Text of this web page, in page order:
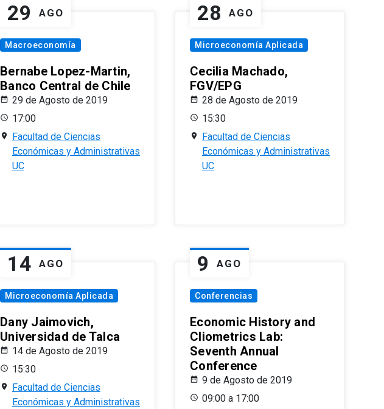
29 AGO
Macroeconomía
Bernabe Lopez-Martin,
Banco Central de Chile
29 de Agosto de 2019
17:00
Facultad de Ciencias
Económicas y Administrativas
UC
28 AGO
Microeconomía Aplicada
Cecilia Machado,
FGV/EPG
28 de Agosto de 2019
15:30
Facultad de Ciencias
Económicas y Administrativas
UC
14 AGO
Microeconomía Aplicada
Dany Jaimovich,
Universidad de Talca
14 de Agosto de 2019
15:30
Facultad de Ciencias
Económicas y Administrativas
9 AGO
Conferencias
Economic History and
Cliometrics Lab:
Seventh Annual
Conference
9 de Agosto de 2019
09:00 a 17:00